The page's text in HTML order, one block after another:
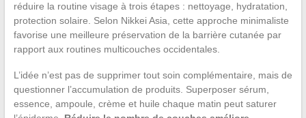
réduire la routine visage à trois étapes : nettoyage, hydratation,
protection solaire. Selon Nikkei Asia, cette approche minimaliste
favorise une meilleure préservation de la barrière cutanée par
rapport aux routines multicouches occidentales.
L’idée n’est pas de supprimer tout soin complémentaire, mais de
questionner l’accumulation de produits. Superposer sérum,
essence, ampoule, crème et huile chaque matin peut saturer